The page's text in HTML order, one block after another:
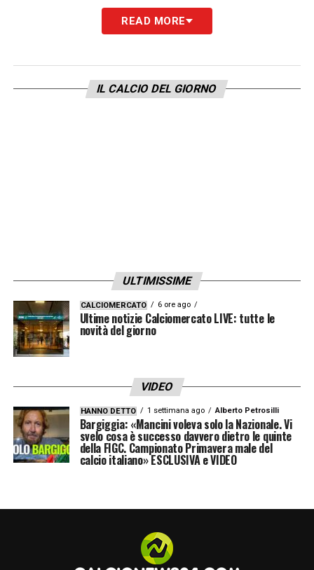
LA PLAYLIST DELLE NOSTRE TOP NEWS
READ MORE
IL CALCIO DEL GIORNO
ULTIMISSIME
CALCIOMERCATO 6 ore ago
Ultime notizie Calciomercato LIVE: tutte le
novità del giorno
VIDEO
HANNO DETTO 1 settimana ago Alberto Petrosilli
Bargiggia: «Mancini voleva solo la Nazionale. Vi
svelo cosa è successo davvero dietro le quinte
della FIGC. Campionato Primavera male del
calcio italiano» ESCLUSIVA e VIDEO